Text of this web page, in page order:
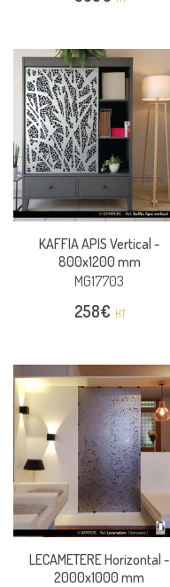
KAFFIA APIS Vertical -
800x1200 mm
MG17703
258€ HT
LECAMETERE Horizontal -
2000x1000 mm